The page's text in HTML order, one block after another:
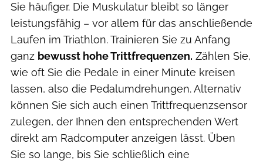
Sie häufiger. Die Muskulatur bleibt so länger
leistungsfähig – vor allem für das anschließende
Laufen im Triathlon. Trainieren Sie zu Anfang
ganz bewusst hohe Trittfrequenzen. Zählen Sie,
wie oft Sie die Pedale in einer Minute kreisen
lassen, also die Pedalumdrehungen. Alternativ
können Sie sich auch einen Trittfrequenzsensor
zulegen, der Ihnen den entsprechenden Wert
direkt am Radcomputer anzeigen lässt. Üben
Sie so lange, bis Sie schließlich eine